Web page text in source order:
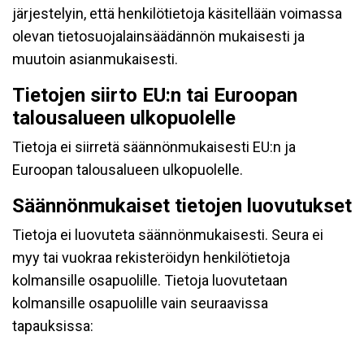
järjestelyin, että henkilötietoja käsitellään voimassa
olevan tietosuojalainsäädännön mukaisesti ja
muutoin asianmukaisesti.
Tietojen siirto EU:n tai Euroopan
talousalueen ulkopuolelle
Tietoja ei siirretä säännönmukaisesti EU:n ja
Euroopan talousalueen ulkopuolelle.
Säännönmukaiset tietojen luovutukset
Tietoja ei luovuteta säännönmukaisesti. Seura ei
myy tai vuokraa rekisteröidyn henkilötietoja
kolmansille osapuolille. Tietoja luovutetaan
kolmansille osapuolille vain seuraavissa
tapauksissa: